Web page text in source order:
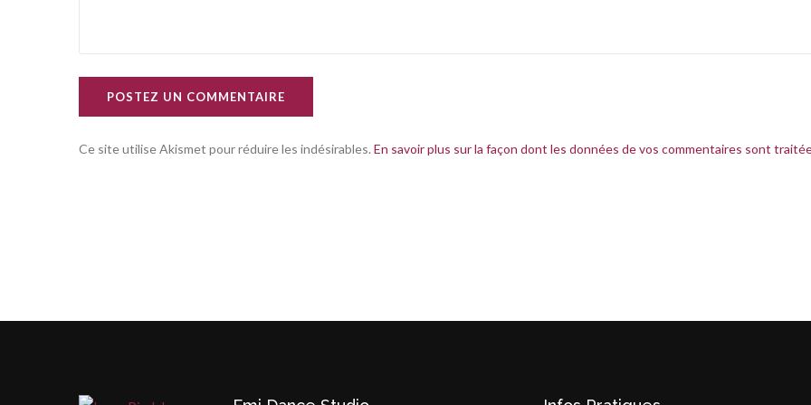
POSTEZ UN COMMENTAIRE
Ce site utilise Akismet pour réduire les indésirables. En savoir plus sur la façon dont les données de vos commentaires sont